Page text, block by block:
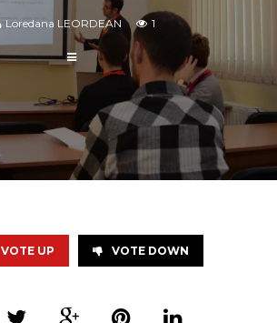
Loredana LEORDEAN 1
VOTE UP VOTE DOWN